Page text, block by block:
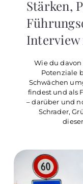
Stärken,
Interview
Wie du
Potenziale
Schwächen
findest und als
– darüber und
Schrader,